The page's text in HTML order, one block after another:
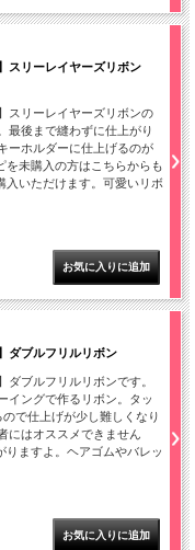
スリーレイヤーズリボン
スリーレイヤーズリボンの
最後まで縫わずに仕上がり
ーホルダーに仕上げるのが
を未購入の方はこちらからも
入いただけます。可愛いリボ
ダブルフリルリボン
ダブルフリルリボンです。
イングで作るリボン。タッ
で仕上げが少し難しくなり
にはオススメできません
ますよ。ヘアゴムやバレッ